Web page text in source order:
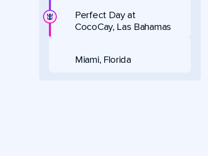
Perfect Day at
CocoCay, Las Bahamas
Miami, Florida